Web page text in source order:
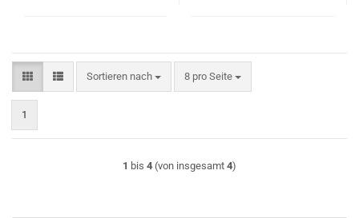
Sortieren nach
Sortieren nach 8 pro Seite
pro Seite
1
1 bis 4 (von insgesamt 4)